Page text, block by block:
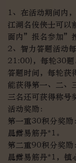
1、在活动期间内
江湖名俊侠士可以
面内”报名参加”
2、智力答题活动
21:00)，每轮30
答题时间，每轮
能获得第一、二、
三名还可获得称号
活动奖励：
第一重30积分奖励
晨露易筋丹*1。
第二重90积分奖励
晨露易筋丹*1，镇